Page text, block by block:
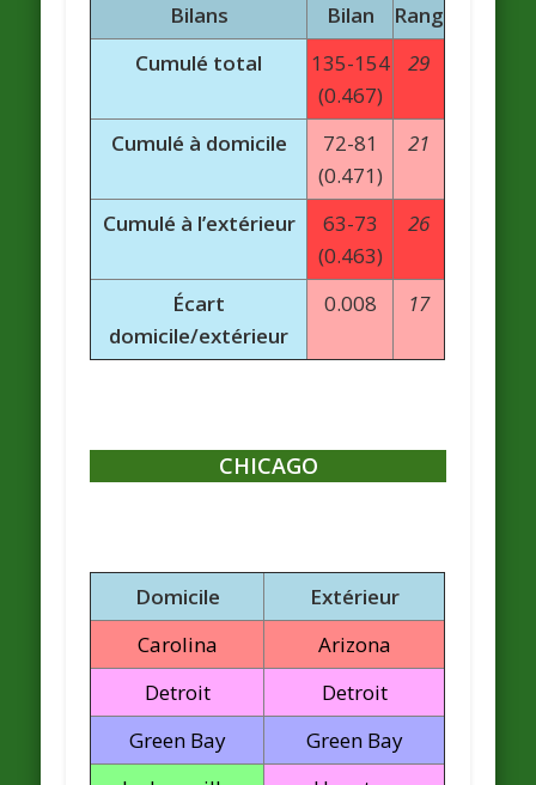
Bilans Bilan
Rang
Cumulé total
135-154
(0.467)
29
Cumulé à domicile
72-81
(0.471)
21
Cumulé à l’extérieur
63-73
(0.463)
26
Écart
domicile/extérieur
0.008 17
CHICAGO
Domicile
Extérieur
Carolina
Arizona
Detroit
Detroit
Green Bay
Green Bay